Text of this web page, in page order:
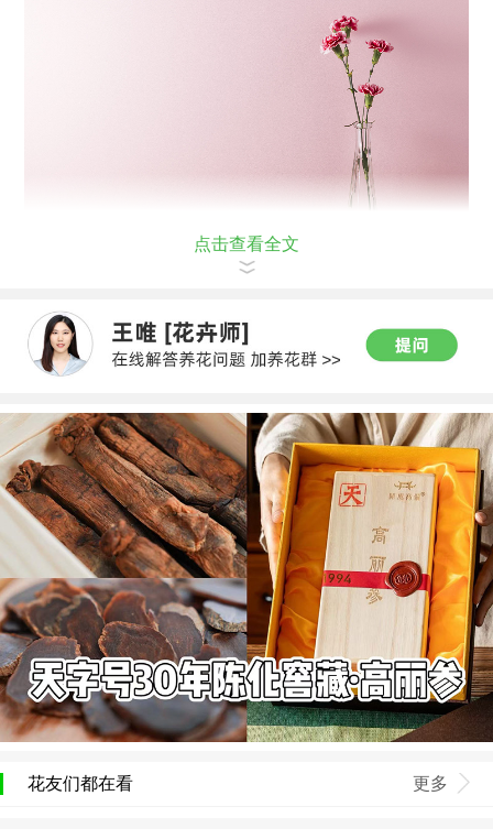
点击查看全文
花友们都在看 更多